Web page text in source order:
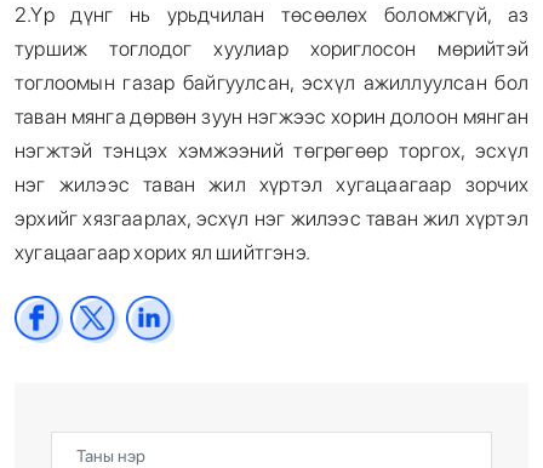
2.Үр дүнг нь урьдчилан төсөөлөх боломжгүй, аз
туршиж тоглодог хуулиар хориглосон мөрийтэй
тоглоомын газар байгуулсан, эсхүл ажиллуулсан бол
таван мянга дөрвөн зуун нэгжээс хорин долоон мянган
нэгжтэй тэнцэх хэмжээний төгрөгөөр торгох, эсхүл
нэг жилээс таван жил хүртэл хугацаагаар зорчих
эрхийг хязгаарлах, эсхүл нэг жилээс таван жил хүртэл
хугацаагаар хорих ял шийтгэнэ.